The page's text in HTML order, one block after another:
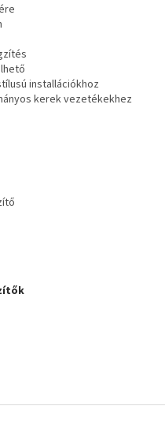
installációkhoz
kerek vezetékekhez